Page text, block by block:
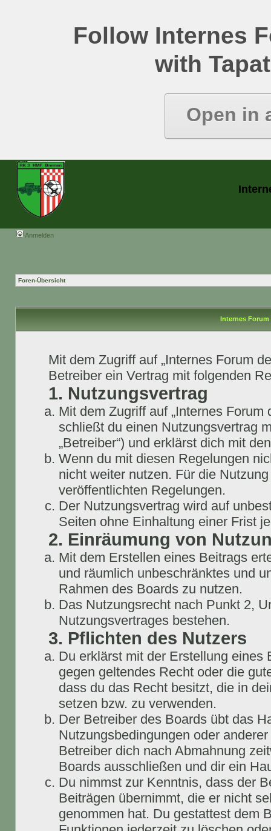
Follow Internes
with
Open in
Anmelden
Foren-Übersicht
Internes Forum
Mit dem Zugriff auf „Internes Forum
Betreiber ein Vertrag mit folgenden
1. Nutzungsvertrag
Mit dem Zugriff auf „Internes Forum
schließt du einen Nutzungsvertrag
„Betreiber“) und erklärst dich mit
Wenn du mit diesen Regelungen
nicht weiter nutzen. Für die
veröffentlichten Regelungen.
Der Nutzungsvertrag wird auf
Seiten ohne Einhaltung einer Frist
2. Einräumung von
Mit dem Erstellen eines Beitrags
und räumlich unbeschränktes und
Rahmen des Boards zu nutzen.
Das Nutzungsrecht nach Punkt 2,
Nutzungsvertrages bestehen.
3. Pflichten des Nutzers
Du erklärst mit der Erstellung eines
gegen geltendes Recht oder die
dass du das Recht besitzt, die in
setzen bzw. zu verwenden.
Der Betreiber des Boards übt das
Nutzungsbedingungen oder
Betreiber dich nach Abmahnung
Boards ausschließen und dir ein
Du nimmst zur Kenntnis, dass der
Beiträgen übernimmt, die er nicht
genommen hat. Du gestattest dem